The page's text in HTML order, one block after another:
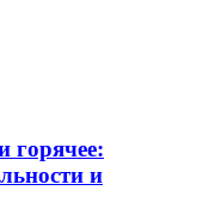
горячее:
и